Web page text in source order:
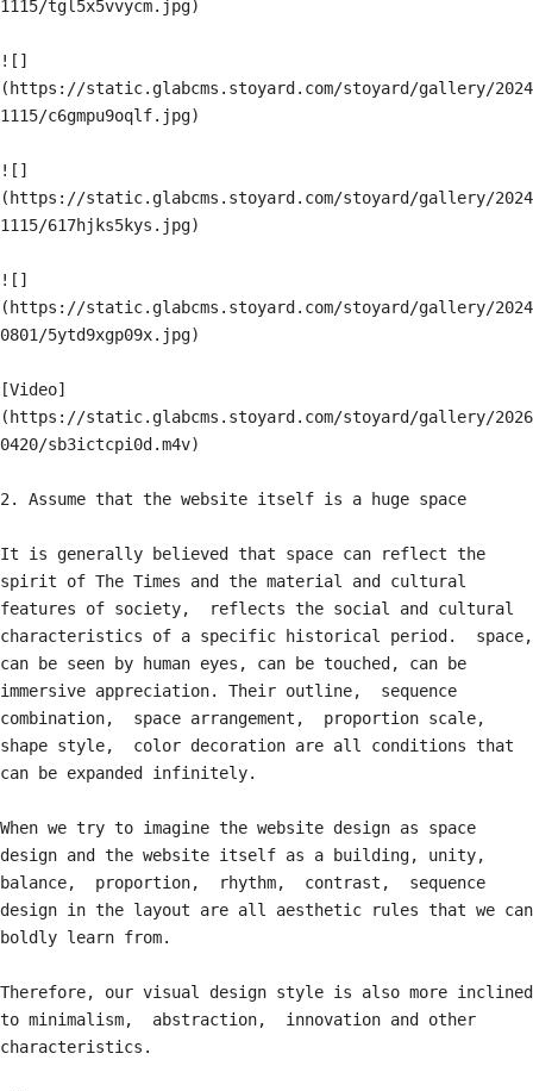
1115/tgl5x5vvycm.jpg)
![]
(https://static.glabcms.stoyard.com/stoyard/gallery/2024
1115/c6gmpu9oqlf.jpg)
![]
(https://static.glabcms.stoyard.com/stoyard/gallery/2024
1115/617hjks5kys.jpg)
![]
(https://static.glabcms.stoyard.com/stoyard/gallery/2024
0801/5ytd9xgp09x.jpg)
[Video]
(https://static.glabcms.stoyard.com/stoyard/gallery/2026
0420/sb3ictcpi0d.m4v)
2. Assume that the website itself is a huge space
​It is generally believed that space can reflect the
spirit of The Times and the material and cultural
features of society, ‌ reflects the social and cultural
characteristics of a specific historical period. ‌ space,
can be seen by human eyes, can be touched, can be
immersive appreciation. Their outline, ‌ sequence
combination, ‌ space arrangement, ‌ proportion scale, ‌
shape style, ‌ color decoration are all conditions that
can be expanded infinitely.
​When we try to imagine the website design as space
design and the website itself as a building, unity, ‌
balance, ‌ proportion, ‌ rhythm, ‌ contrast, ‌ sequence
design in the layout are all aesthetic rules that we can
boldly learn from.
​Therefore, our visual design style is also more inclined
to minimalism, ‌ abstraction, ‌ innovation and other
characteristics.